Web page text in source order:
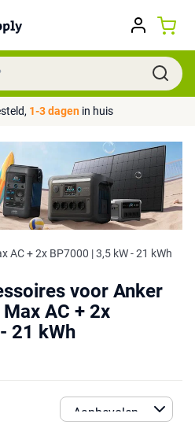
1-3 dagen in huis
AC + 2x BP7000 | 3,5 kW - 21 kWh
voor Anker
AC + 2x
21 kWh